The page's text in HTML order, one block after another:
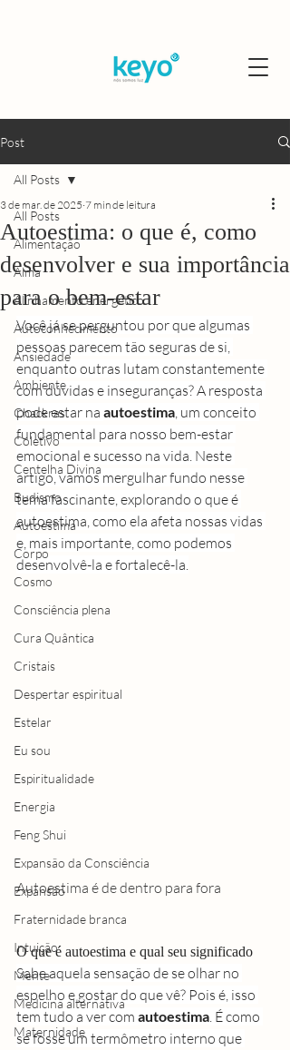
Post
All Posts
Alimentação
Alma
Alinhamento energético
Autoconhecimento
Ansiedade
Ambiente
Chackras
Coletivo
Centelha Divina
Budismo
Autoestima
Corpo
Cosmo
Consciência plena
Cura Quântica
Cristais
Despertar espiritual
Estelar
Eu sou
Espiritualidade
Energia
Feng Shui
Expansão da Consciência
Expansão
Fraternidade branca
Intuição
Mente
Medicina alternativa
Maternidade
All Posts
Autoestima: o que é, como
desenvolver e sua importância
para o bem-estar
3 de mar. de 2025 7 min de leitura
Você já se perguntou por que algumas
pessoas parecem tão seguras de si,
enquanto outras lutam constantemente
com dúvidas e inseguranças? A resposta
pode estar na autoestima, um conceito
fundamental para nosso bem-estar
emocional e sucesso na vida. Neste
artigo, vamos mergulhar fundo nesse
tema fascinante, explorando o que é
autoestima, como ela afeta nossas vidas
e, mais importante, como podemos
desenvolvê-la e fortalecê-la.
Autoestima é de dentro para fora
O que é autoestima e qual seu significado
Sabe aquela sensação de se olhar no
espelho e gostar do que vê? Pois é, isso
tem tudo a ver com autoestima. É como
se fosse um termômetro interno que